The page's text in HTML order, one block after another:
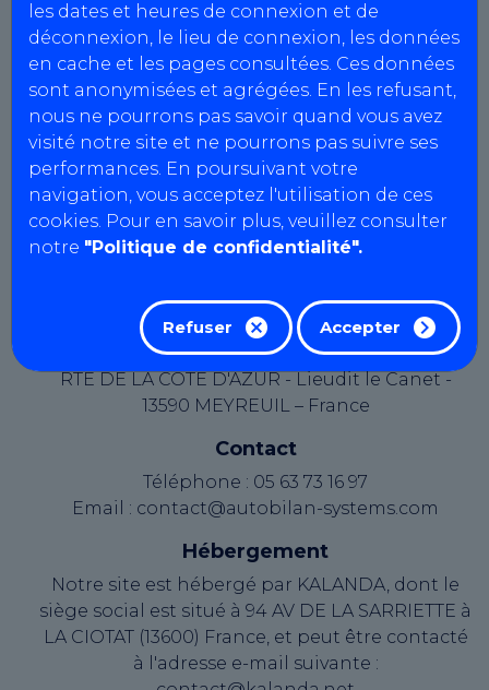
les dates et heures de connexion et de
déconnexion, le lieu de connexion, les données
en cache et les pages consultées. Ces données
sont anonymisées et agrégées. En les refusant,
nous ne pourrons pas savoir quand vous avez
visité notre site et ne pourrons pas suivre ses
performances. En poursuivant votre
navigation, vous acceptez l'utilisation de ces
cookies. Pour en savoir plus, veuillez consulter
notre "Politique de confidentialité".
Refuser Accepter
A53 - LAVAL
Agrément : L053Z111
SIRET : 410 691 430 00061
N° intracommunautaire :
FR90410691430
Capital social : 7622.45 €
Le présent site web est édité par AutoBilan-
Systems, une société par actions simplifiée au
capital de 19362,00 euros, immatriculée au
Provence sous le numéro B 334 821 097.
Éditeur du site
RTE DE LA COTE D'AZUR - Lieudit le Canet -
13590 MEYREUIL – France
Contact
Téléphone : 05 63 73 16 97
Email : contact@autobilan-systems.com
Hébergement
Notre site est hébergé par KALANDA, dont le
siège social est situé à 94 AV DE LA SARRIETTE à
LA CIOTAT (13600) France, et peut être contacté
à l'adresse e-mail suivante :